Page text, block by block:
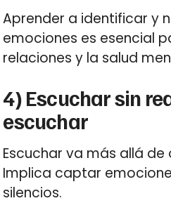
Aprender a identificar y
emociones es esencial
relaciones y la salud
4) Escuchar sin
escuchar
Escuchar va más allá
Implica captar
silencios.